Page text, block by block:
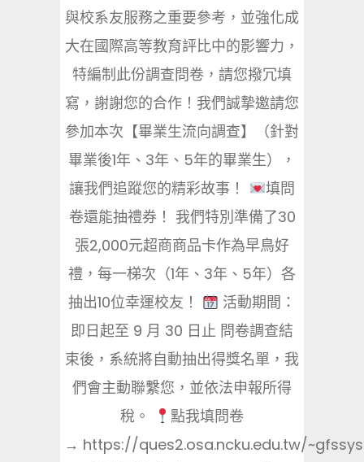
與校系友服務之重要參考，並強化成
大在國際高等教育評比中的影響力，
特編制此份調查問卷，請您撥冗填
寫，謝謝您的合作！我們誠摯邀請您
參加本次【畢業生流向調查】（針對
畢業後1年、3年、5年的畢業生），
讓我們追蹤您的精彩故事！
填問
卷還能抽禮券！ 我們特別準備了30
張2,000元超商商品卡作為早鳥好
禮，每一梯次（1年、3年、5年）各
抽出10位幸運校友！
活動期間：
即日起至 9 月 30 日止 問卷調查結
束後，系統將自動抽出得獎名單，我
們會主動聯繫您，並依法申報所得
稅。
點我填問卷
→ https://ques2.osa.ncku.edu.tw/